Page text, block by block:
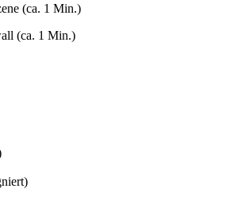
(ca. 1 Min.)
(ca. 1 Min.)